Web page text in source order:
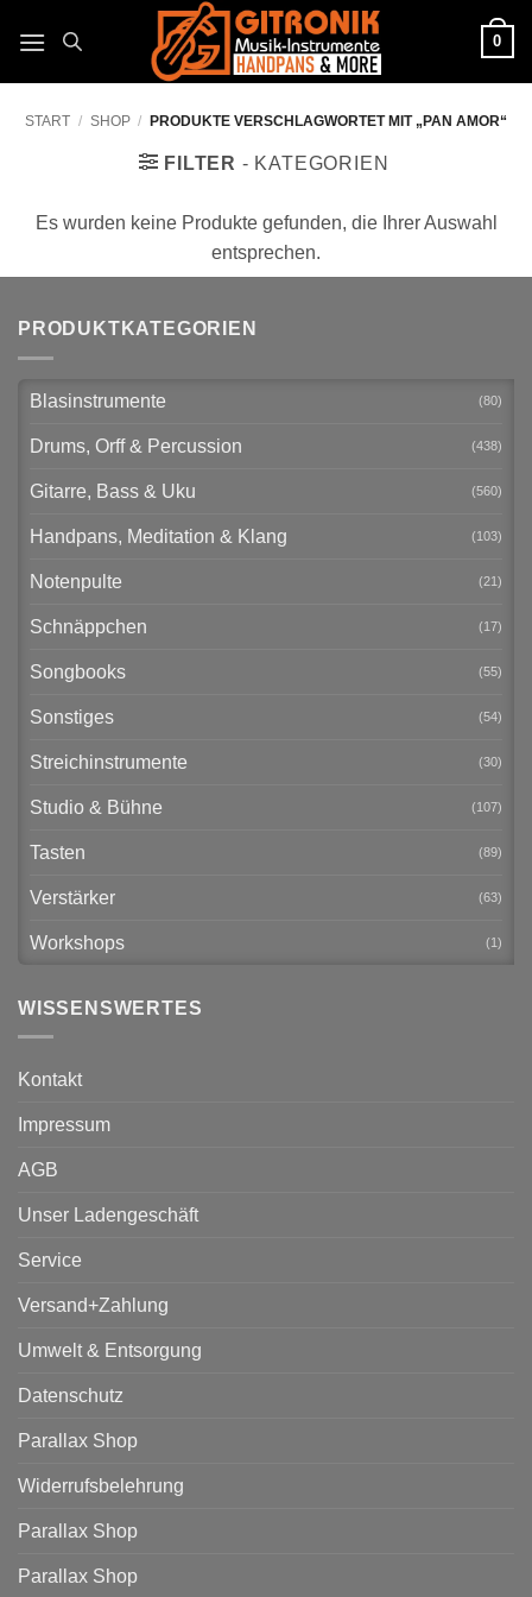
Inhalt
0
START / SHOP / PRODUKTE VERSCHLAGWORTET MIT „PAN AMOR“
FILTER
Es wurden keine Produkte gefunden, die Ihrer Auswahl
entsprechen.
PRODUKTKATEGORIEN
Blasinstrumente (80)
Drums, Orff & Percussion (438)
Gitarre, Bass & Uku (560)
Handpans, Meditation & Klang (103)
Notenpulte (21)
Schnäppchen (17)
Songbooks (55)
Sonstiges (54)
Streichinstrumente (30)
Studio & Bühne (107)
Tasten (89)
Verstärker (63)
Workshops (1)
WISSENSWERTES
Kontakt
Impressum
AGB
Unser Ladengeschäft
Service
Versand+Zahlung
Umwelt & Entsorgung
Datenschutz
Parallax Shop
Widerrufsbelehrung
Parallax Shop
Parallax Shop